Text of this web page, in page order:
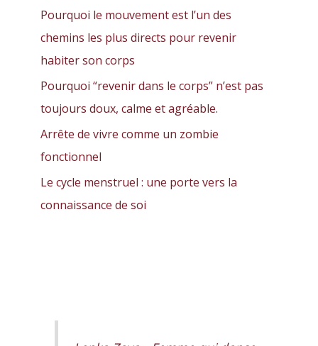
Pourquoi le mouvement est l’un des
chemins les plus directs pour revenir
habiter son corps
Pourquoi “revenir dans le corps” n’est pas
toujours doux, calme et agréable.
Arrête de vivre comme un zombie
fonctionnel
Le cycle menstruel : une porte vers la
connaissance de soi